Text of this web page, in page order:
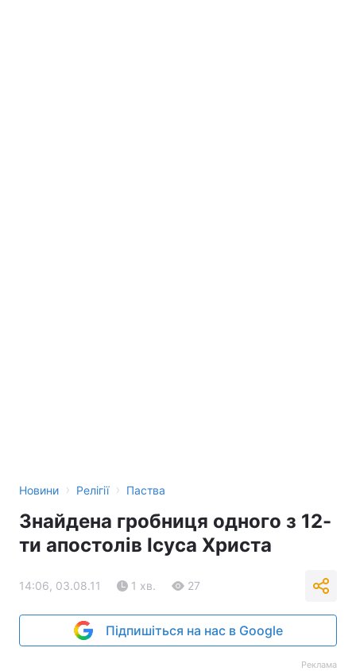
Новини › Релігії › Паства
Знайдена гробниця одного з 12-
ти апостолів Ісуса Христа
14:06, 03.08.11 1 хв. 27
Підпишіться на нас в Google
Реклама